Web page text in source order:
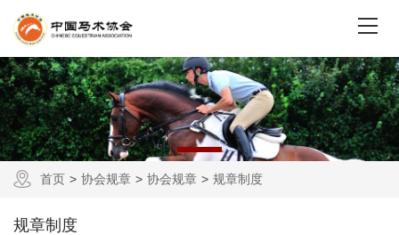
首页 协会规章 协会规章 规章制度
规章制度